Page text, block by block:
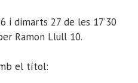
i dimarts 27 de les 17’30
Ramon Llull 10.
el títol: